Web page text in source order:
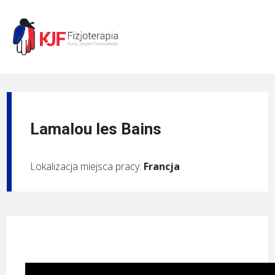
Lamalou les Bains
Lokalizacja miejsca pracy: Francja